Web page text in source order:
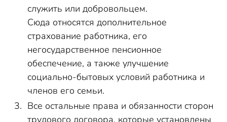
служить или добровольцем.
Сюда относятся дополнительное
страхование работника, его
негосударственное пенсионное
обеспечение, а также улучшение
социально-бытовых условий работника и
членов его семьи.
Все остальные права и обязанности сторон
трудового договора, которые установлены